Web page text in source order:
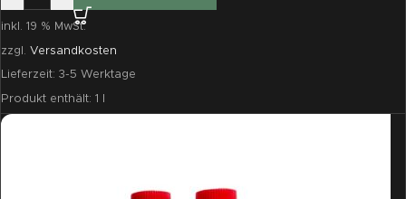
inkl. 19 % MwSt.
zzgl. Versandkosten
Lieferzeit: 3-5 Werktage
Produkt enthält: 1